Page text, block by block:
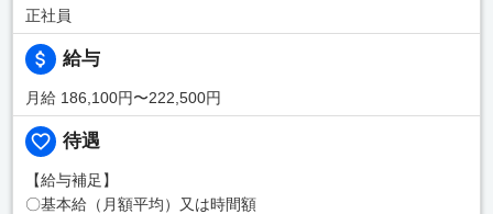
正社員
給与
月給 186,100円〜222,500円
待遇
【給与補足】
〇基本給（月額平均）又は時間額